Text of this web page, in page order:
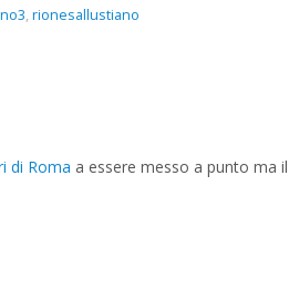
, rionesallustiano
di Roma a essere messo a punto ma